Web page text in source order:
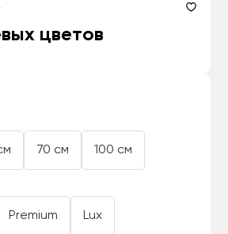
цветов
70 см 100 см
Premium Lux